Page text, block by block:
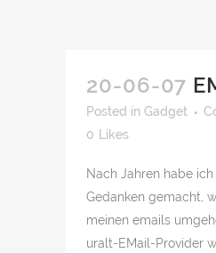
20-06-07
Posted in Gadget
0
Likes
Nach Jahren habe
Gedanken gemacht,
meinen emails
uralt-EMail-Provider